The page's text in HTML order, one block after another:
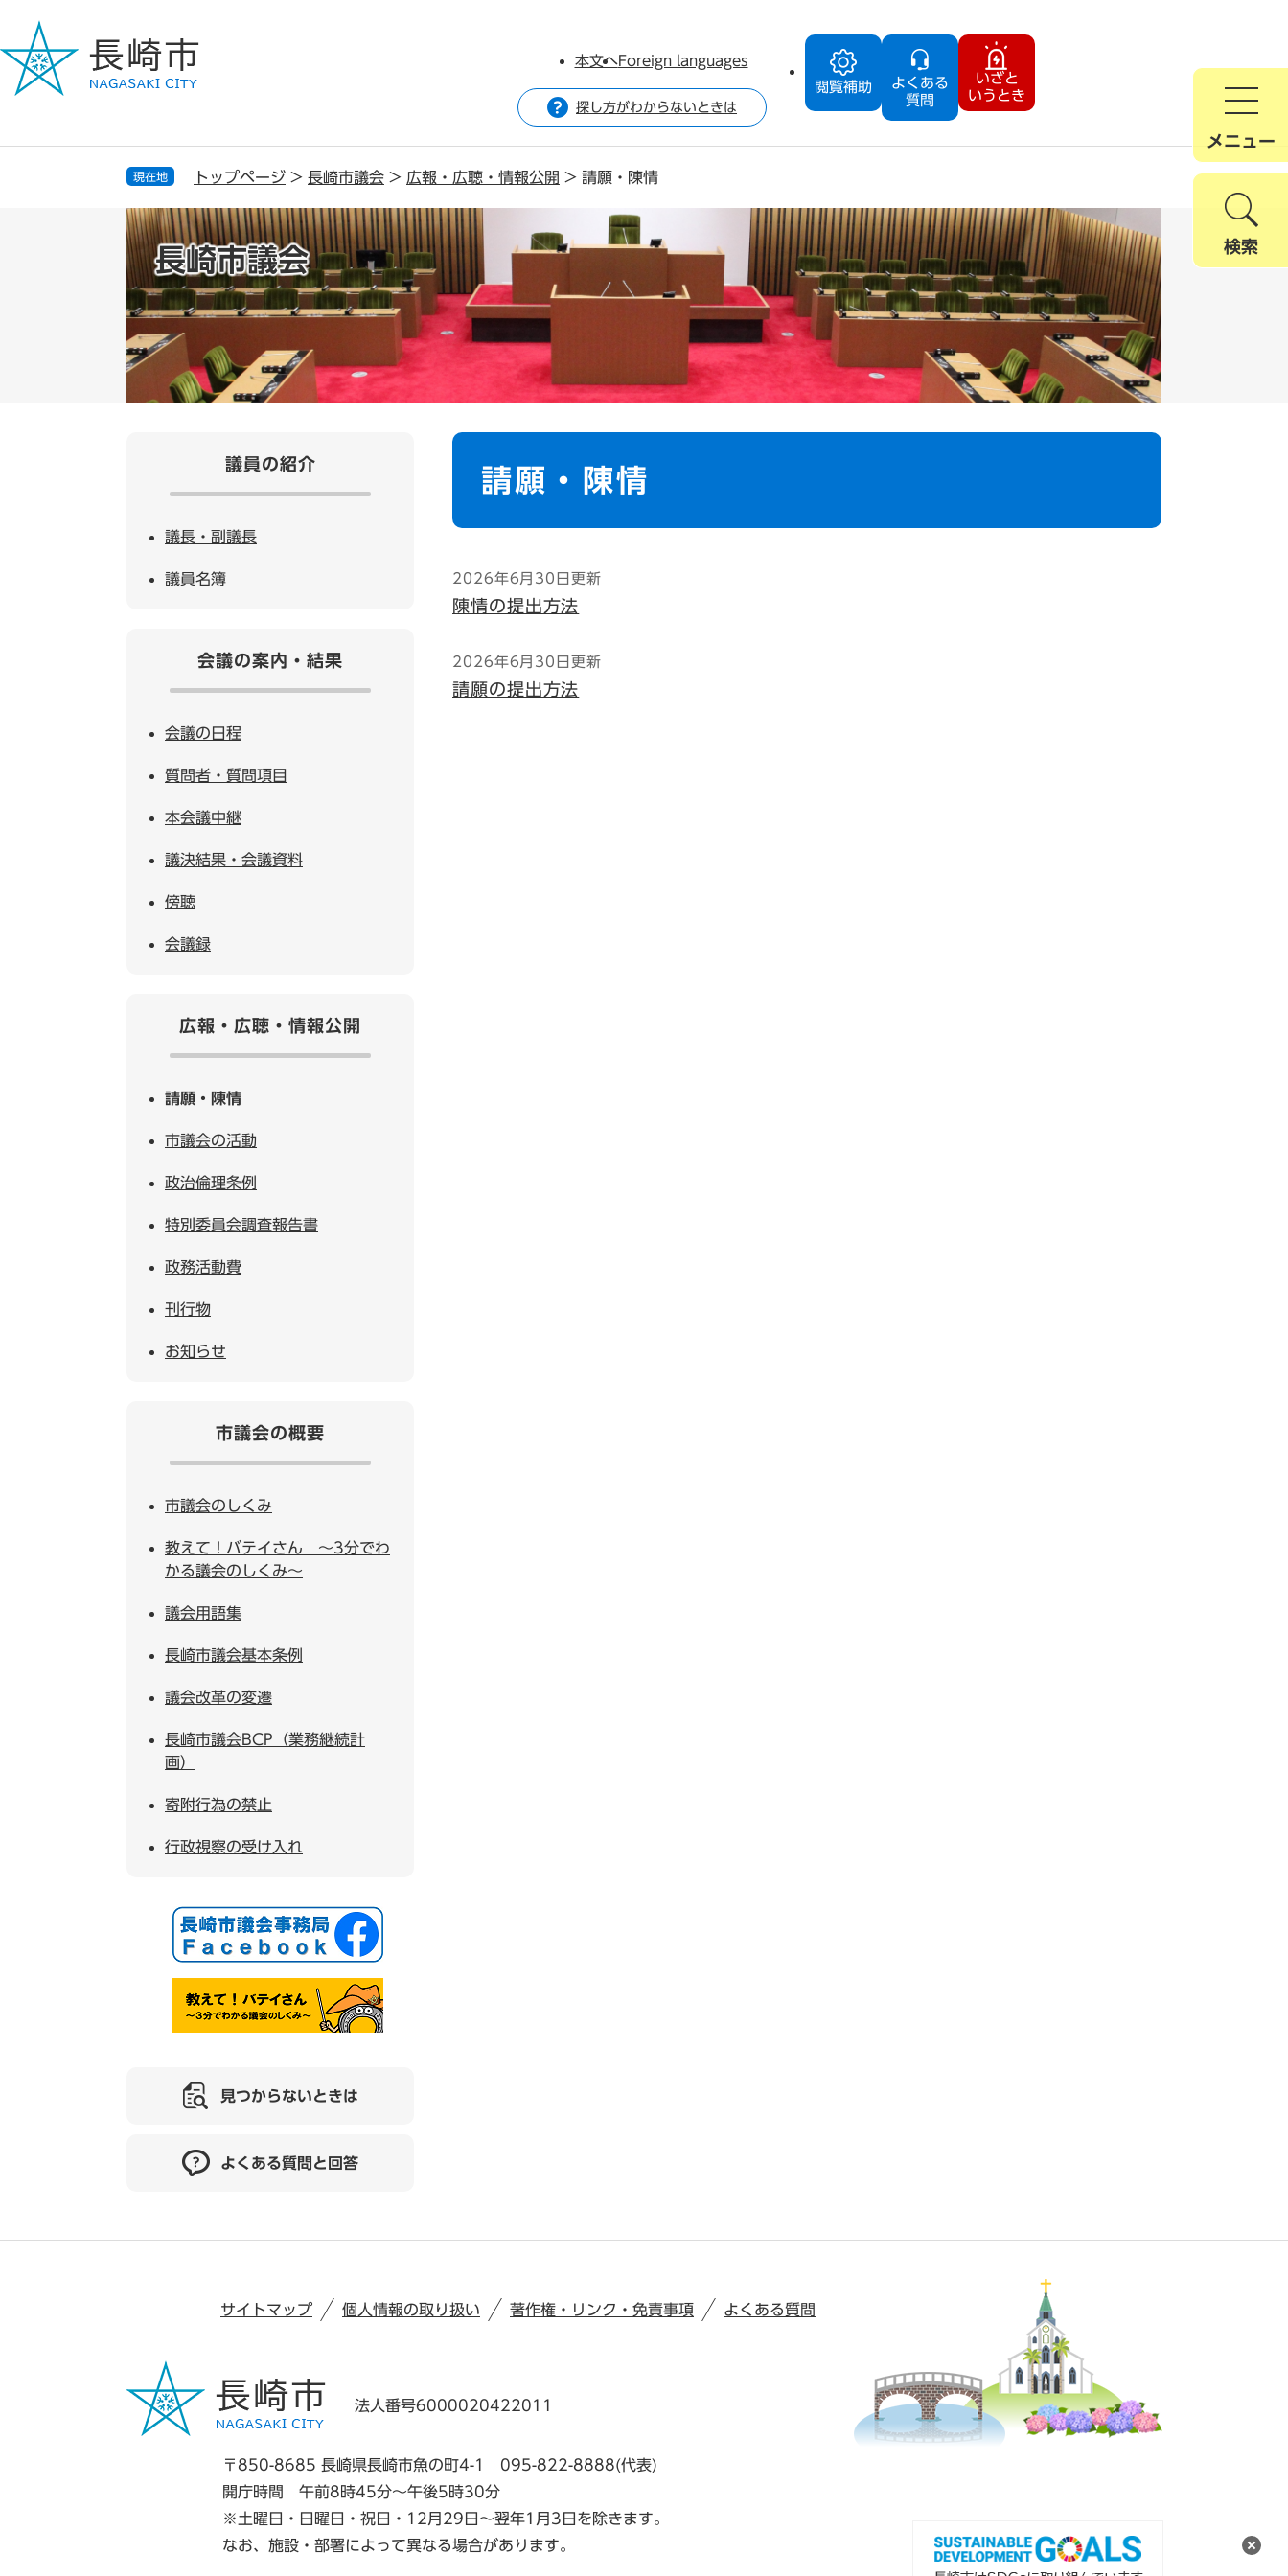
ジ
で
ュ
ば
閲覧補助
よくある
質問
いざと
いうとき
本文へForeign languages
探し方がわからないときは
メニュー
検索
現在地 トップページ > 長崎市議会 > 広報・広聴・情報公開 > 請願・陳情
長崎市議会
本
請願・陳情
2026年6月30日更新
陳情の提出方法
2026年6月30日更新
請願の提出方法
議員の紹介
議長・副議長
議員名簿
会議の案内・結果
会議の日程
質問者・質問項目
本会議中継
議決結果・会議資料
傍聴
会議録
広報・広聴・情報公開
請願・陳情
市議会の活動
政治倫理条例
特別委員会調査報告書
政務活動費
刊行物
お知らせ
市議会の概要
市議会のしくみ
教えて！バテイさん ～3分でわ
かる議会のしくみ～
議会用語集
長崎市議会基本条例
議会改革の変遷
長崎市議会BCP（業務継続計
画）
寄附行為の禁止
行政視察の受け入れ
見つからないときは
よくある質問と回答
サイトマップ 個人情報の取り扱い 著作権・リンク・免責事項 よくある質問
法人番号6000020422011
〒850-8685 長崎県長崎市魚の町4-1
095-822-8888(代表)
開庁時間 午前8時45分～午後5時30分
※土曜日・日曜日・祝日・12月29日～翌年1月3日を除きます。
なお、施設・部署によって異なる場合があります。